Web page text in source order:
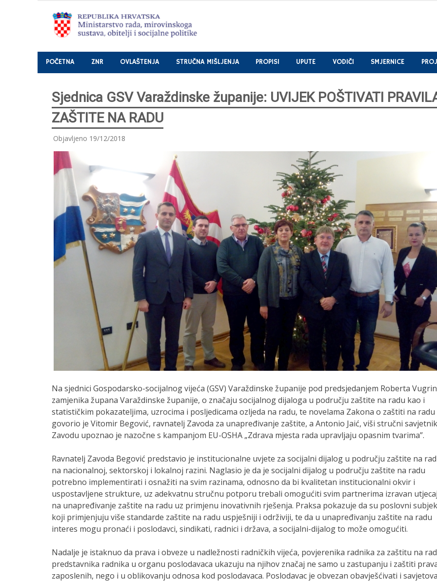
POČETNA ZNR OVLAŠTENJA STRUČNA MIŠLJENJA PROPISI UPUTE VODIČI SMJERNICE
Sjednica GSV Varaždinske županije: UVIJEK POŠTIVATI
ZAŠTITE NA RADU
Objavljeno 19/12/2018
Na sjednici Gospodarsko-socijalnog vijeća (GSV) Varaždinske županije pod predsjedanjem Roberta
zamjenika župana Varaždinske županije, o značaju socijalnog dijaloga u području zaštite na radu kao i
statističkim pokazateljima, uzrocima i posljedicama ozljeda na radu, te novelama Zakona o zaštiti na radu
govorio je Vitomir Begović, ravnatelj Zavoda za unapređivanje zaštite, a Antonio Jaić, viši stručni
Zavodu upoznao je nazočne s kampanjom EU-OSHA „Zdrava mjesta rada upravljaju opasnim tvarima”.
Ravnatelj Zavoda Begović predstavio je institucionalne uvjete za socijalni dijalog u području zaštite na
na nacionalnoj, sektorskoj i lokalnoj razini. Naglasio je da je socijalni dijalog u području zaštite na radu
potrebno implementirati i osnažiti na svim razinama, odnosno da bi kvalitetan institucionalni okvir i
uspostavljene strukture, uz adekvatnu stručnu potporu trebali omogućiti svim partnerima izravan utjecaj
na unapređivanje zaštite na radu uz primjenu inovativnih rješenja. Praksa pokazuje da su poslovni
koji primjenjuju više standarde zaštite na radu uspješniji i održiviji, te da u unapređivanju zaštite na radu
interes mogu pronaći i poslodavci, sindikati, radnici i država, a socijalni-dijalog to može omogućiti.
Nadalje je istaknuo da prava i obveze u nadležnosti radničkih vijeća, povjerenika radnika za zaštitu na
predstavnika radnika u organu poslodavaca ukazuju na njihov značaj ne samo u zastupanju i zaštiti
zaposlenih, nego i u oblikovanju odnosa kod poslodavaca. Poslodavac je obvezan obavješćivati i